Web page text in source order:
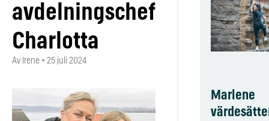
avdelningschef
Charlotta
Av Irene • 25 juli 2024
Marlene